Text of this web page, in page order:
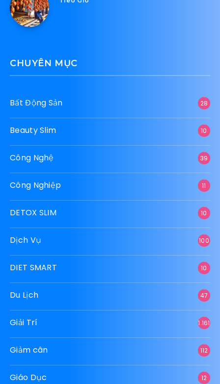
CHUYÊN MỤC
Bất Động Sản 28
Beauty Slim 10
Công Nghệ 39
Công Nghiệp 11
DETOX SLIM 10
Dịch Vụ 100
DIET SMART 10
Du Lịch 47
Giải Trí 1.161
Giảm cân 112
Giáo Dục 12